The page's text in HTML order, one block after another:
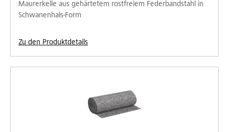
Maurerkelle aus gehärtetem rostfreiem Federbandstahl in
Schwanenhals-Form
Zu den Produktdetails